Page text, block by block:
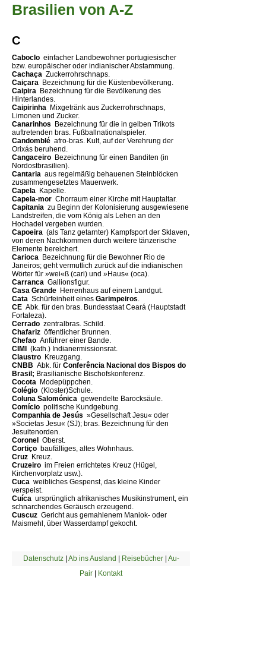
Brasilien von A-Z
C
Caboclo  einfacher Landbewohner portugiesischer
bzw. europäischer oder indianischer Abstammung.
Cachaça  Zuckerrohrschnaps.
Caiçara  Bezeichnung für die Küstenbevölkerung.
Caipira  Bezeichnung für die Bevölkerung des
Hinterlandes.
Caipirinha  Mixgetränk aus Zuckerrohrschnaps,
Limonen und Zucker.
Canarinhos  Bezeichnung für die in gelben Trikots
auftretenden bras. Fußballnationalspieler.
Candomblé  afro-bras. Kult, auf der Verehrung der
Orixás beruhend.
Cangaceiro  Bezeichnung für einen Banditen (in
Nordostbrasilien).
Cantaria  aus regelmäßig behauenen Steinblöcken
zusammengesetztes Mauerwerk.
Capela  Kapelle.
Capela-mor  Chorraum einer Kirche mit Hauptaltar.
Capitania  zu Beginn der Kolonisierung ausgewiesene
Landstreifen, die vom König als Lehen an den
Hochadel vergeben wurden.
Capoeira  (als Tanz getarnter) Kampfsport der Sklaven,
von deren Nachkommen durch weitere tänzerische
Elemente bereichert.
Carioca  Bezeichnung für die Bewohner Rio de
Janeiros; geht vermutlich zurück auf die indianischen
Wörter für »wei«ß (cari) und »Haus« (oca).
Carranca  Gallionsfigur.
Casa Grande  Herrenhaus auf einem Landgut.
Cata  Schürfeinheit eines Garimpeiros
CE  Abk. für den bras. Bundesstaat Ceará (Hauptstadt
Fortaleza).
Cerrado  zentralbras. Schild.
Chafariz  öffentlicher Brunnen.
Chefao  Anführer einer Bande.
CIMI  (kath.) Indianermissionsrat.
Claustro  Kreuzgang.
CNBB  Abk. für Conferência Nacional dos Bispos do
Brasil; Brasilianische Bischofskonferenz.
Cocota  Modepüppchen.
Colégio  (Kloster)Schule.
Coluna Salomónica  gewendelte Barocksäule.
Comício  politische Kundgebung.
Companhia de Jesús  »Gesellschaft Jesu« oder
»Societas Jesu« (SJ); bras. Bezeichnung für den
Jesuitenorden.
Coronel  Oberst.
Cortiço  baufälliges, altes Wohnhaus.
Cruz  Kreuz.
Cruzeiro  im Freien errichtetes Kreuz (Hügel,
Kirchenvorplatz usw.).
Cuca  weibliches Gespenst, das kleine Kinder
verspeist.
Cuíca  ursprünglich afrikanisches Musikinstrument, ein
schnarchendes Geräusch erzeugend.
Cuscuz  Gericht aus gemahlenem Maniok- oder
Maismehl, über Wasserdampf gekocht.
Datenschutz| Ab ins Ausland | Reisebücher| Au-
Pair | Kontakt